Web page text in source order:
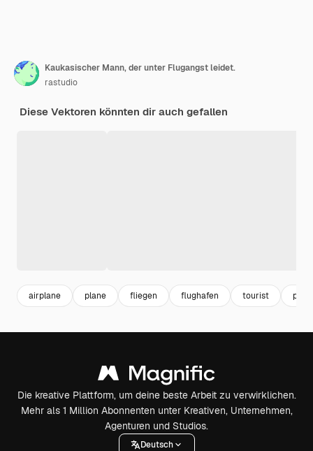
Kaukasischer Mann, der unter Flugangst leidet.
rastudio
Diese Vektoren könnten dir auch gefallen
airplane plane fliegen flughafen tourist
Die kreative Plattform, um deine beste Arbeit zu verwirklichen.
Mehr als 1 Million Abonnenten unter Kreativen, Unternehmen,
Agenturen und Studios.
Deutsch